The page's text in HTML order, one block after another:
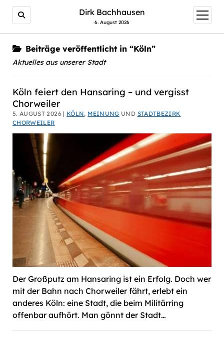
Dirk Bachhausen
6. August 2026
Menü
öffnen
Beiträge veröffentlicht in “Köln”
Aktuelles aus unserer Stadt
Köln feiert den Hansaring – und vergisst
Chorweiler
5. AUGUST 2026 | KÖLN, MEINUNG UND STADTBEZIRK
CHORWEILER
Der Großputz am Hansaring ist ein Erfolg. Doch wer
mit der Bahn nach Chorweiler fährt, erlebt ein
anderes Köln: eine Stadt, die beim Militärring
offenbar aufhört. Man gönnt der Stadt…